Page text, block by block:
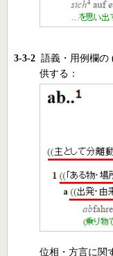
3-3-2語義・用例欄の
供する：
位相・方言に関